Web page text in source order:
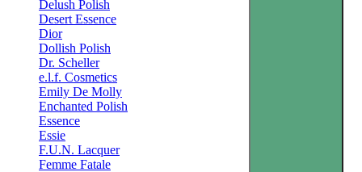
Delush Polish
Desert Essence
Dior
Dollish Polish
Dr. Scheller
e.l.f. Cosmetics
Emily De Molly
Enchanted Polish
Essence
Essie
F.U.N. Lacquer
Femme Fatale